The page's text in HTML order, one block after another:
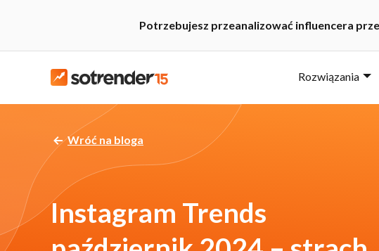
Potrzebujesz przeanalizować influencera
Rozwiązania
Wróć na bloga
Instagram Trends